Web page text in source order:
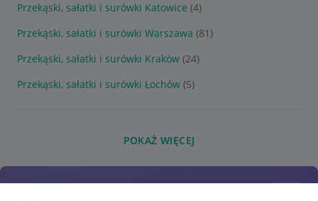
Przekąski, sałatki i surówki Katowice (4)
Przekąski, sałatki i surówki Warszawa (81)
Przekąski, sałatki i surówki Kraków (24)
Przekąski, sałatki i surówki Łochów (5)
POKAŻ WIĘCEJ